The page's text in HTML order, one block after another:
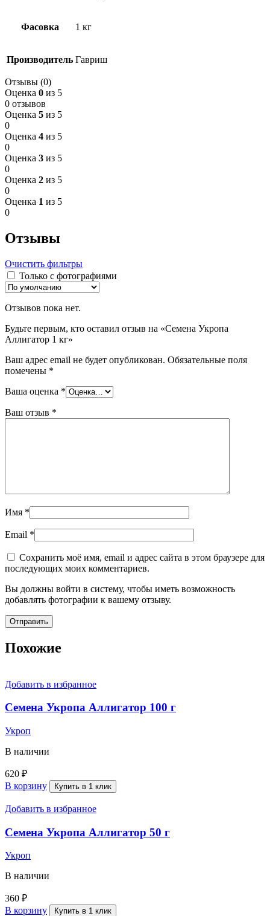
Фасовка 1 кг
Производитель Гавриш
Отзывы (0)
Оценка 0 из 5
0 отзывов
Оценка 5 из 5
0
Оценка 4 из 5
0
Оценка 3 из 5
0
Оценка 2 из 5
0
Оценка 1 из 5
0
Отзывы
Очистить фильтры
Только с фотографиями
Отзывов пока нет.
Будьте первым, кто оставил отзыв на «Семена Укропа
Аллигатор 1 кг»
Ваш адрес email не будет опубликован. Обязательные поля
помечены *
Ваша оценка *
Ваш отзыв *
Имя *
Email *
Сохранить моё имя, email и адрес сайта в этом браузере для
последующих моих комментариев.
Вы должны войти в систему, чтобы иметь возможность
добавлять фотографии к вашему отзыву.
Похожие
Добавить в избранное
Семена Укропа Аллигатор 100 г
Укроп
В наличии
620 ₽
В корзину
Купить в 1 клик
Добавить в избранное
Семена Укропа Аллигатор 50 г
Укроп
В наличии
360 ₽
В корзину
Купить в 1 клик